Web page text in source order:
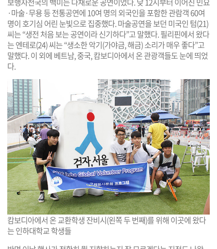
·마술·무용 등 전통공연에 10여 명의 외국인을 포함한 관람객 60여
명이 호기심 어린 눈빛으로 집중했다. 마술공연을 보던 미국인 텀(21)
씨는 “생전 처음 보는 공연이라 신기하다”고 말했다. 필리핀에서 왔다
는 엔테로(24) 씨는 “생소한 악기(가야금, 해금) 소리가 매우 좋다”고
말했다. 이 외에 베트남, 중국, 캄보디아에서 온 관광객들도 눈에 띄었
다.
캄보디아에서 온 교환학생 잔비시(왼쪽 두 번째)를 위해 이곳에 왔다
는 인하대학교 학생들